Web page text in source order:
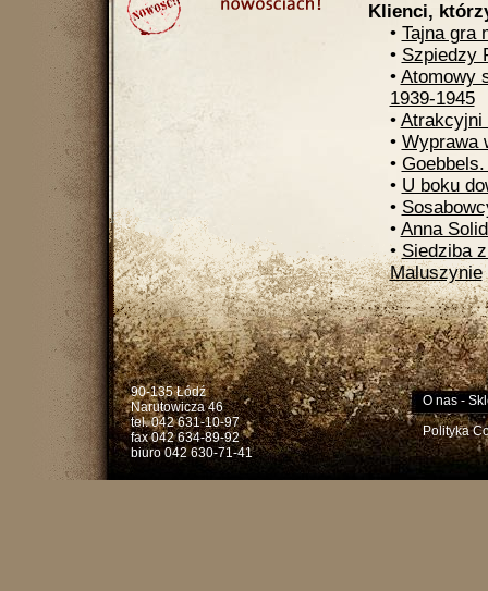
Klienci,
• Tajna gra
• Szpiedzy
• Atomowy
1939-1945
• Atrakcyjni
• Wyprawa
• Goebbels.
• U boku
•
• Anna
• Siedziba
Maluszynie
90-135 Łódź
Narutowicza 46
tel. 042 631-10-97
fax 042 634-89-92
biuro 042 630-71-41
O nas-
Polityka